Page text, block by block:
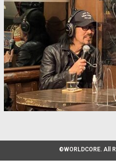
©WORLDCORE. All